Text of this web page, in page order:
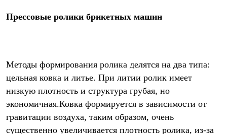
Прессовые ролики брикетных машин
Методы формирования ролика делятся на два типа:
цельная ковка и литье. При литии ролик имеет
низкую плотность и структура грубая, но
экономичная.Ковка формируется в зависимости от
гравитации воздуха, таким образом, очень
существенно увеличивается плотность ролика, из-за